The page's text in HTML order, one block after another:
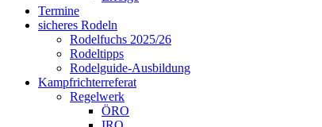
Termine
sicheres Rodeln
Rodelfuchs 2025/26
Rodeltipps
Rodelguide-Ausbildung
Kampfrichterreferat
Regelwerk
ÖRO